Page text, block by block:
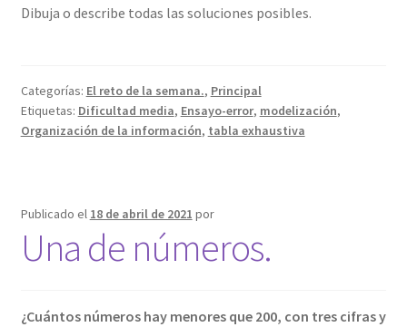
Dibuja o describe todas las soluciones posibles.
Categorías: El reto de la semana., Principal
Etiquetas: Dificultad media, Ensayo-error, modelización,
Organización de la información, tabla exhaustiva
Publicado el 18 de abril de 2021 por
Una de números.
¿Cuántos números hay menores que 200, con tres cifras y